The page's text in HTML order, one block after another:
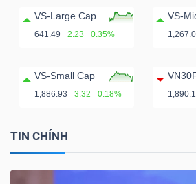
VS-Large Cap
641.49 2.23 0.35%
VS-
VS-Small Cap
1,886.93 3.32 0.18%
TIN CHÍNH